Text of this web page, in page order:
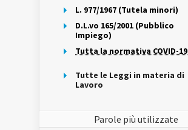
L. 977/1967 (Tutela minori)
D.L.vo 165/2001 (Pubblico
Impiego)
Tutta la normativa COVID-19
Tutte le Leggi in materia di
Lavoro
Parole più utilizzate